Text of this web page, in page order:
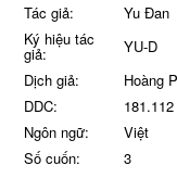
Tác giả:
Yu Đan
Ký hiệu tác
giả:
YU-D
Dịch giả:
Hoàng
DDC:
Ngôn ngữ:
Việt
Số cuốn:
3